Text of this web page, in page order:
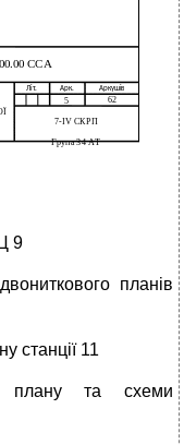
9
планів
станції 11
плану та схеми